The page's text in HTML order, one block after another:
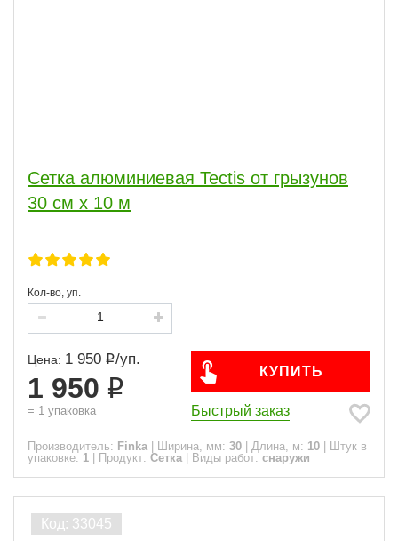
Сетка алюминиевая Tectis от грызунов
30 см х 10 м
Кол-во, уп.
Цена: 1 950 /уп.
1 950
= 1 упаковка
КУПИТЬ
Быстрый заказ
Производитель: Finka Ширина, мм: 30 Длина, м: 10
Штук в
упаковке: 1 Продукт: Сетка Виды работ: снаружи